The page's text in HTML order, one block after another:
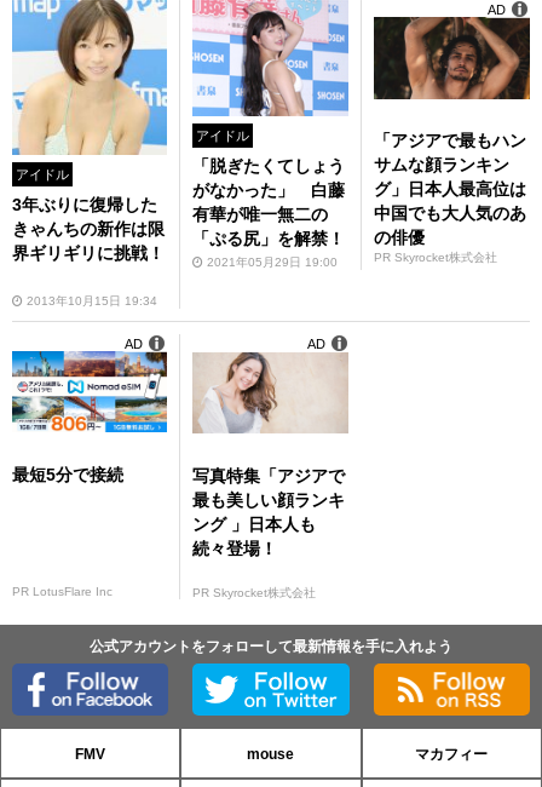
アイドル
3年ぶりに復帰した
きゃんちの新作は限
界ギリギリに挑戦！
2013年10月15日 19:34
アイドル
「脱ぎたくてしょう
がなかった」 白藤
有華が唯一無二の
「ぷる尻」を解禁！
2021年05月29日 19:00
「アジアで最もハン
サムな顔ランキン
グ」日本人最高位は
中国でも大人気のあ
の俳優
PR Skyrocket株式会社
AD
最短5分で接続
PR LotusFlare Inc
AD
写真特集「アジアで
最も美しい顔ランキ
ング 」日本人も
続々登場！
PR Skyrocket株式会社
AD
公式アカウントをフォローして最新情報を手に入れよう
FMV mouse マカフィー